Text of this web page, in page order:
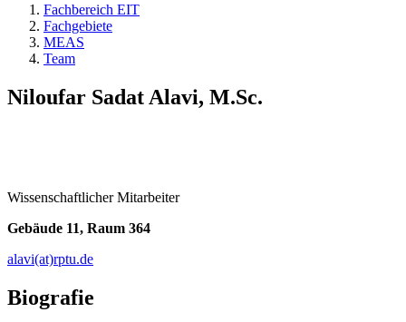
Fachbereich EIT
Fachgebiete
MEAS
Team
Niloufar Sadat Alavi, M.Sc.
Wissenschaftlicher Mitarbeiter
Gebäude 11, Raum 364
alavi(at)rptu.de
Biografie